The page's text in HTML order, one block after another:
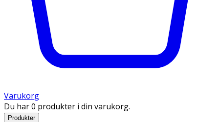
Varukorg
Du har 0 produkter i din varukorg.
Produkter